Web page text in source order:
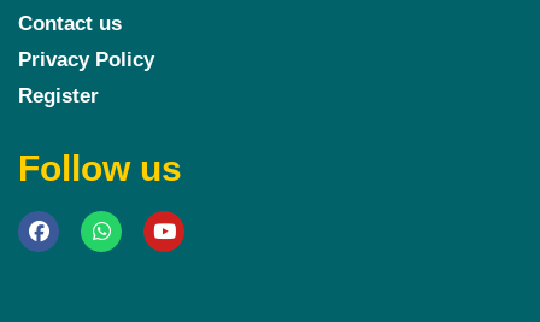
Contact us
Privacy Policy
Register
Follow us